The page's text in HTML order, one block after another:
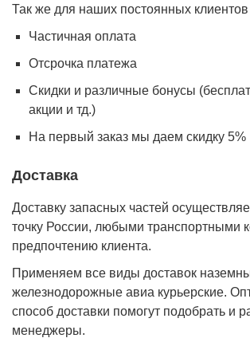
Так же для наших постоянных
Частичная оплата
Отсрочка платежа
Cкидки и различные бонусы
акции и тд.)
На первый заказ мы даем скидку 5%
Доставка
Доставку запасных частей
точку России, любыми транспортными
предпочтению клиента.
Применяем все виды доставок
железнодорожные авиа курьерские.
способ доставки помогут подобрать и
менеджеры.